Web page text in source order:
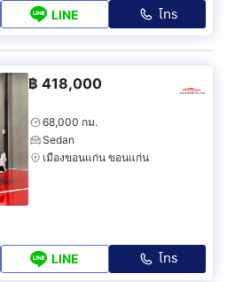
LINE โทร
฿ 418,000
68,000 กม.
Sedan
เมืองขอนแก่น ขอนแก่น
LINE โทร